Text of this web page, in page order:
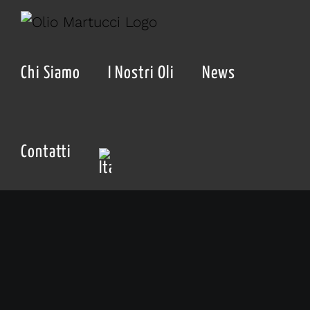
Salta
Chi Siamo I Nostri Oli News
Contatti